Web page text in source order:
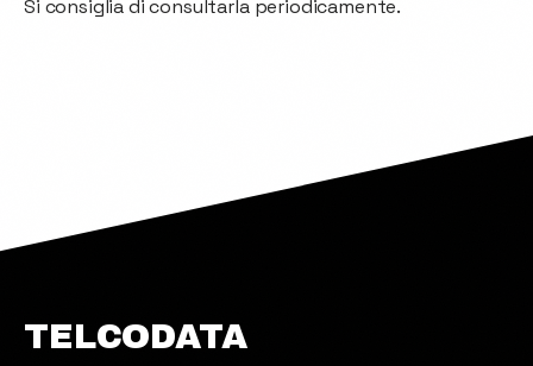
Si consiglia di consultarla periodicamente.
TELCODATA